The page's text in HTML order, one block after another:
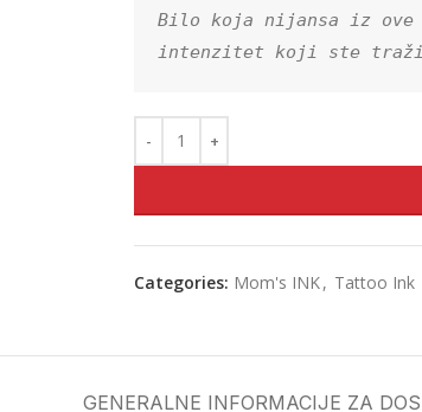
Bilo koja nijansa iz ove
intenzitet koji ste
Categories: Mom's INK, Tattoo Ink
GENERALNE INFORMACIJE ZA